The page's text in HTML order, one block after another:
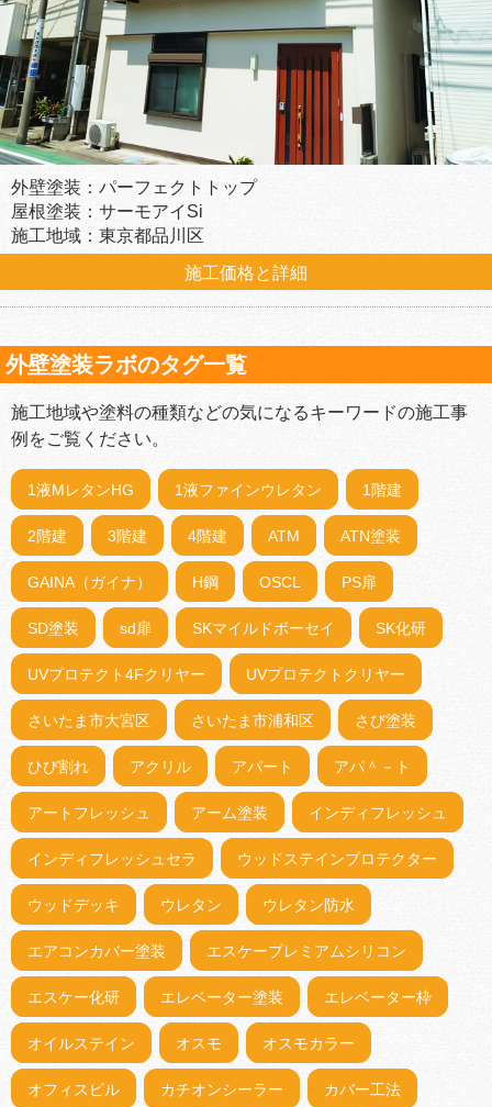
外壁塗装：パーフェクトトップ
屋根塗装：サーモアイSi
施工地域：東京都品川区
施工価格と詳細
外壁塗装ラボのタグ一覧
施工地域や塗料の種類などの気になるキーワードの施工事
例をご覧ください。
1液MレタンHG 1液ファインウレタン 1階建
2階建 3階建 4階建 ATM ATN塗装
GAINA（ガイナ） H鋼 OSCL PS扉
SD塗装 sd扉 SKマイルドボーセイ SK化研
UVプロテクト4Fクリヤー UVプロテクトクリヤー
さいたま市大宮区 さいたま市浦和区 さび塗装
ひび割れ アクリル アパート アパ＾－ト
アートフレッシュ アーム塗装 インディフレッシュ
インディフレッシュセラ ウッドステインプロテクター
ウッドデッキ ウレタン ウレタン防水
エアコンカバー塗装 エスケープレミアムシリコン
エスケー化研 エレベーター塗装 エレベーター枠
オイルステイン オスモ オスモカラー
オフィスビル カチオンシーラー カバー工法